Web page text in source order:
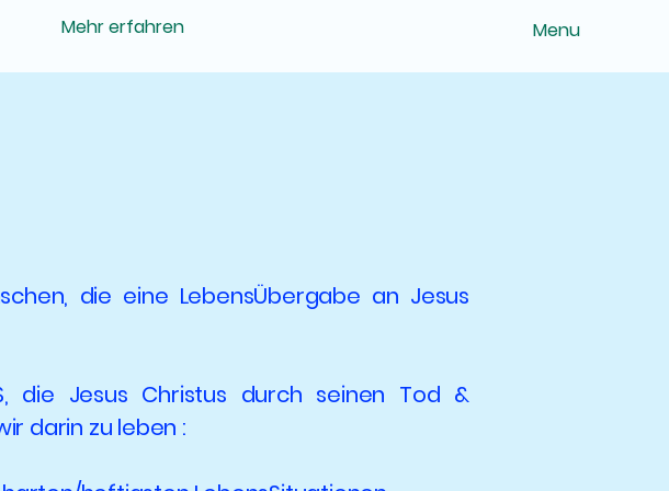
Mehr erfahren Menu
die eine LebensÜbergabe an Jesus
die Jesus Christus durch seinen Tod &
darin zu leben :